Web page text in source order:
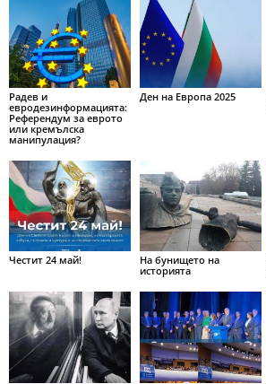
Радев и
евродезинформацията:
Референдум за еврото
или кремълска
манипулация?
Ден на Европа 2025
Честит 24 май!
На бунището на
историята